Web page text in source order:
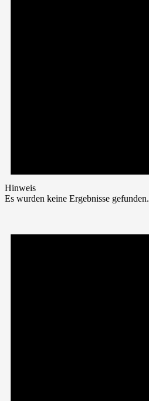
Hinweis
Es wurden keine Ergebnisse gefunden.